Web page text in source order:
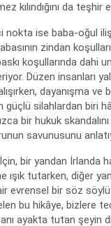
kılındığını da teşhir
nokta ise baba-oğul
zindan
koşullarında dahi
Düzen insanları
dayanışma ve
güçlü silahlardan biri
bir hukuk skandalını
savunusunu
bir yandan İrlanda
ışık tutarken, diğer
evrensel bir söz
bu hikâye, bizlere
ayakta tutan şeyin